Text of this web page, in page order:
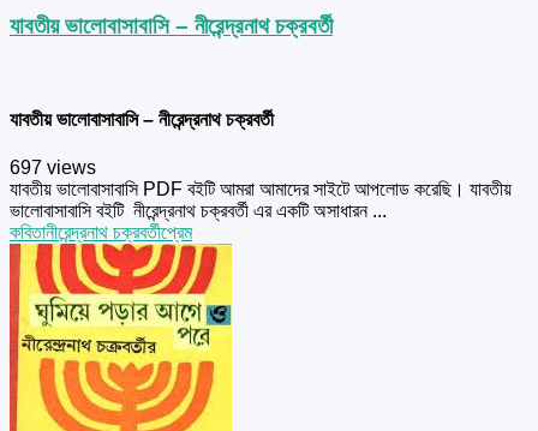
যাবতীয় ভালোবাসাবাসি – নীরেন্দ্রনাথ চক্রবর্তী
যাবতীয় ভালোবাসাবাসি – নীরেন্দ্রনাথ চক্রবর্তী
697 views
যাবতীয় ভালোবাসাবাসি PDF বইটি আমরা আমাদের সাইটে আপলোড করেছি। যাবতীয়
ভালোবাসাবাসি বইটি নীরেন্দ্রনাথ চক্রবর্তী এর একটি অসাধারন ...
কবিতানীরেন্দ্রনাথ চক্রবর্তীপ্রেম